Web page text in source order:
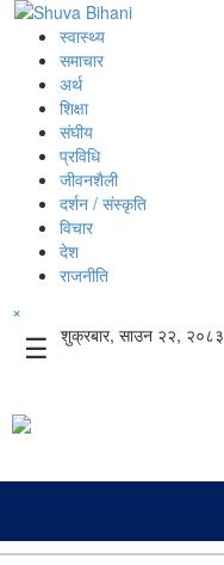
स्वास्थ्य
समाचार
अर्थ
शिक्षा
संघीय
प्रविधि
जीवनशैली
दर्शन / संस्कृति
विचार
देश
राजनीति
×
☰ शुक्रबार, साउन २२, २०८३